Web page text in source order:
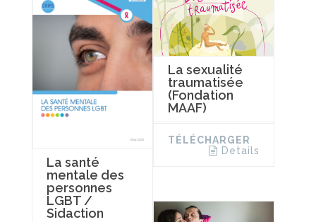
La santé
mentale des
personnes
LGBT /
Sidaction
La sexualité
traumatisée
(Fondation
MAAF)
TÉLÉCHARGER
Details